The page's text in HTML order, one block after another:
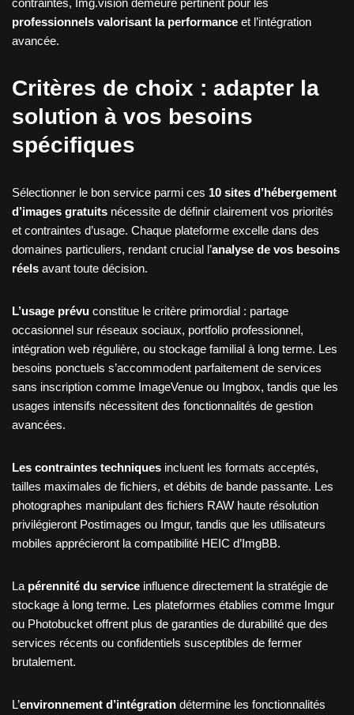
professionnels valorisant la performance et l’intégration
avancée.
Critères de choix : adapter la
solution à vos besoins
spécifiques
Sélectionner le bon service parmi ces 10 sites d’hébergement
d’images gratuits nécessite de définir clairement vos priorités
et contraintes d’usage. Chaque plateforme excelle dans des
domaines particuliers, rendant crucial l’analyse de vos besoins
réels avant toute décision.
L’usage prévu constitue le critère primordial : partage
occasionnel sur réseaux sociaux, portfolio professionnel,
intégration web régulière, ou stockage familial à long terme. Les
besoins ponctuels s’accommodent parfaitement de services
sans inscription comme ImageVenue ou Imgbox, tandis que les
usages intensifs nécessitent des fonctionnalités de gestion
avancées.
Les contraintes techniques incluent les formats acceptés,
tailles maximales de fichiers, et débits de bande passante. Les
photographes manipulant des fichiers RAW haute résolution
privilégieront Postimages ou Imgur, tandis que les utilisateurs
mobiles apprécieront la compatibilité HEIC d’ImgBB.
La pérennité du service influence directement la stratégie de
stockage à long terme. Les plateformes établies comme Imgur
ou Photobucket offrent plus de garanties de durabilité que des
services récents ou confidentiels susceptibles de fermer
brutalement.
L’environnement d’intégration détermine les fonctionnalités